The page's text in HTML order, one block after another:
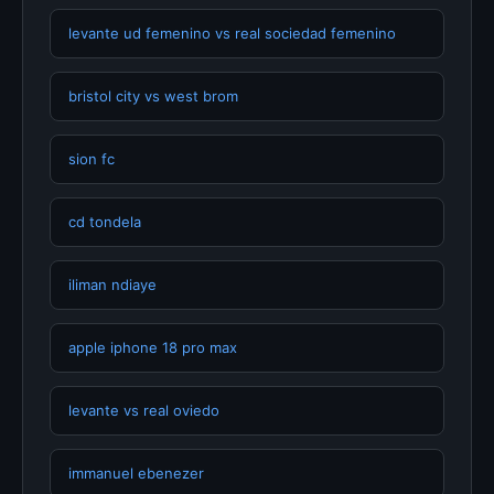
levante ud femenino vs real sociedad femenino
bristol city vs west brom
sion fc
cd tondela
iliman ndiaye
apple iphone 18 pro max
levante vs real oviedo
immanuel ebenezer